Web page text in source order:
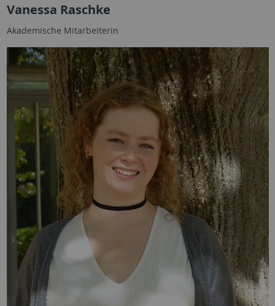
Vanessa Raschke
Akademische Mitarbeiterin